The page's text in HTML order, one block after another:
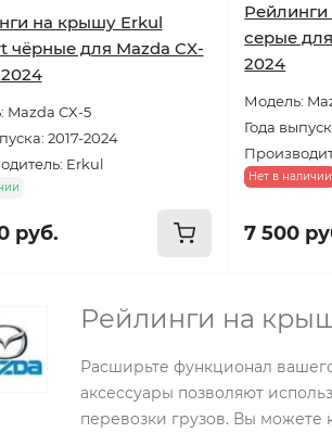
на крышу Erkul
чёрные для Mazda CX-
Mazda CX-5
2017-2024
Erkul
руб.
серые
2024
Модель:
Года
Нет в наличии
7 500
Рейлинги на
Расширьте функционал
аксессуары позволяют
перевозки грузов. Вы можете